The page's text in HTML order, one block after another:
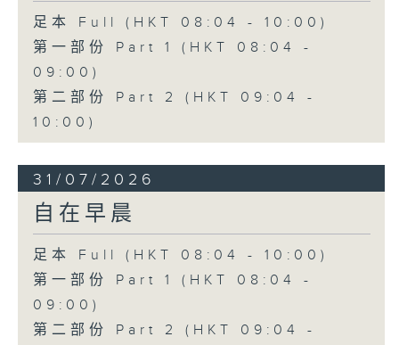
足本 Full (HKT 08:04 - 10:00)
第一部份 Part 1 (HKT 08:04 -
09:00)
第二部份 Part 2 (HKT 09:04 -
10:00)
31/07/2026
自在早晨
足本 Full (HKT 08:04 - 10:00)
第一部份 Part 1 (HKT 08:04 -
09:00)
第二部份 Part 2 (HKT 09:04 -